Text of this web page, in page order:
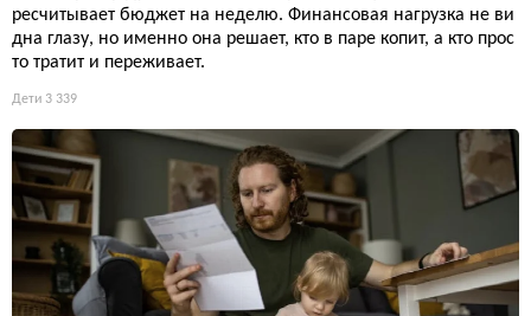
ресчитывает бюджет на неделю. Финансовая нагрузка не ви
дна глазу, но именно она решает, кто в паре копит, а кто прос
то тратит и переживает.
Дети 3 339